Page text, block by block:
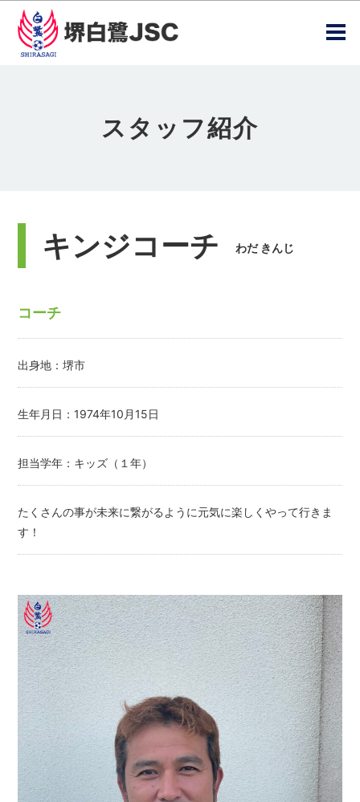
スタッフ紹介
キンジコーチ わだ きんじ
コーチ
出身地：堺市
生年月日：1974年10月15日
担当学年：キッズ（１年）
たくさんの事が未来に繋がるように元気に楽しくやって行きま
す！